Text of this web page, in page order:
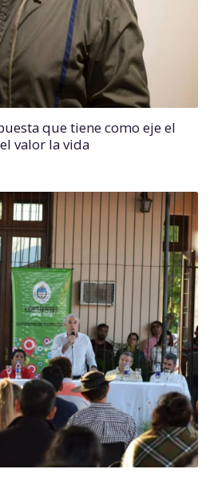
que tiene como eje el
valor la vida